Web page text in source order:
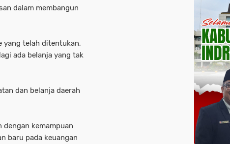
dalam membangun
yang telah ditentukan,
ada belanja yang tak
dan belanja daerah
dengan kemampuan
baru pada keuangan